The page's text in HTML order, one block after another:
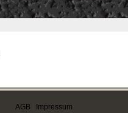
AGB Impressum